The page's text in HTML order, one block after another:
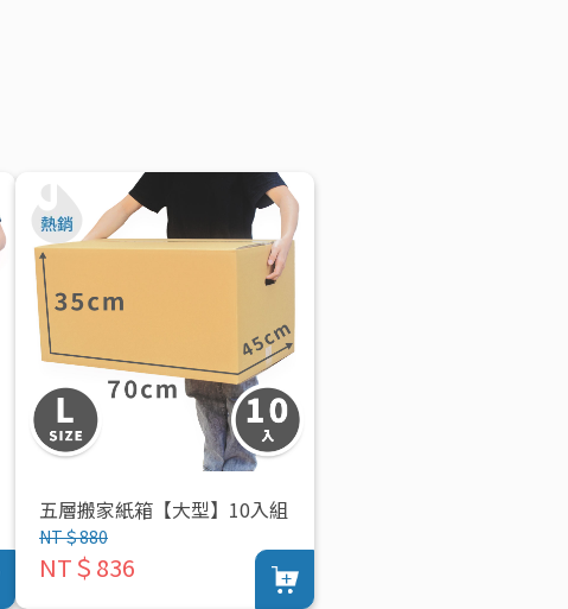
五層搬家紙箱【大型】10入組
NT＄880
NT＄836